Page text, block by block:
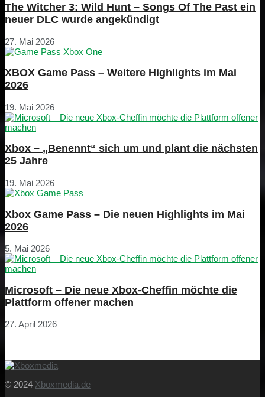
The Witcher 3: Wild Hunt – Songs Of The Past ein
neuer DLC wurde angekündigt
27. Mai 2026
XBOX Game Pass – Weitere Highlights im Mai
2026
19. Mai 2026
Xbox – „Benennt“ sich um und plant die nächsten
25 Jahre
19. Mai 2026
Xbox Game Pass – Die neuen Highlights im Mai
2026
5. Mai 2026
Microsoft – Die neue Xbox-Cheffin möchte die
Plattform offener machen
27. April 2026
© 2024 Xboxmedia.de